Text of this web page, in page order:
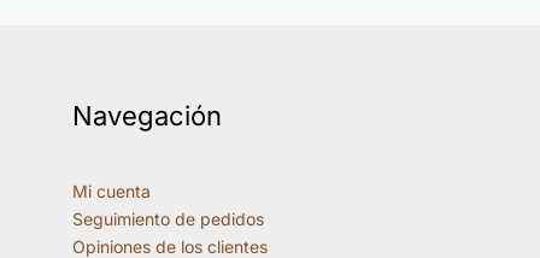
Navegación
Mi cuenta
Seguimiento de pedidos
Opiniones de los clientes